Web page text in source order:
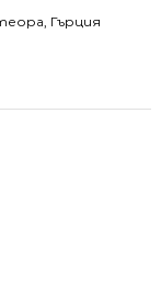
Гърция